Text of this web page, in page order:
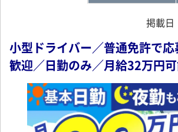
掲載日
小型ドライバー／普通免許で
歓迎／日勤のみ／月給32万円